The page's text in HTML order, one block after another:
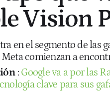
Vision
en el segmento de las
comienzan a
: Google va a por las
clave para sus